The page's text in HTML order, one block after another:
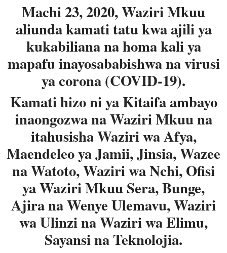
Machi 23, 2020, Waziri Mkuu
aliunda kamati tatu kwa ajili ya
kukabiliana na homa kali ya
mapafu inayosababishwa na virusi
ya corona (COVID-19).
Kamati hizo ni ya Kitaifa ambayo
inaongozwa na Waziri Mkuu na
itahusisha Waziri wa Afya,
Maendeleo ya Jamii, Jinsia, Wazee
na Watoto, Waziri wa Nchi, Ofisi
ya Waziri Mkuu Sera, Bunge,
Ajira na Wenye Ulemavu, Waziri
wa Ulinzi na Waziri wa Elimu,
Sayansi na Teknolojia.